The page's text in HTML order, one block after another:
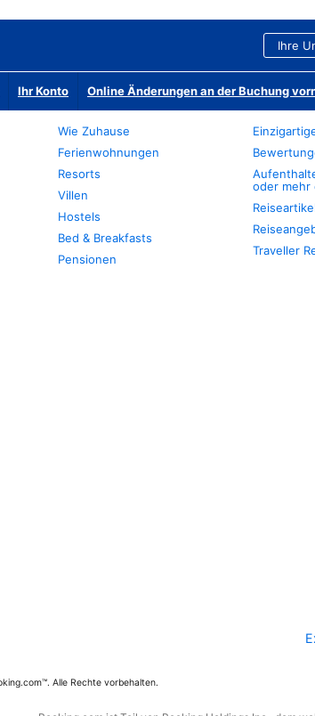
Ihre
Ihr Konto Online Änderungen an der Buchung
Wie Zuhause
Ferienwohnungen
Resorts
Villen
Hostels
Bed & Breakfasts
Pensionen
oder mehr
Reiseartikel
Traveller
Alle Rechte vorbehalten.